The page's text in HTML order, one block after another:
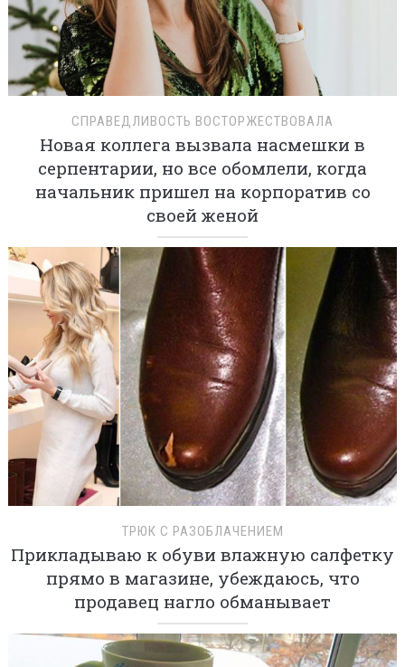
СПРАВЕДЛИВОСТЬ ВОСТОРЖЕСТВОВАЛА
Новая коллега вызвала насмешки в
серпентарии, но все обомлели, когда
начальник пришел на корпоратив со
своей женой
ТРЮК С РАЗОБЛАЧЕНИЕМ
Прикладываю к обуви влажную салфетку
прямо в магазине, убеждаюсь, что
продавец нагло обманывает